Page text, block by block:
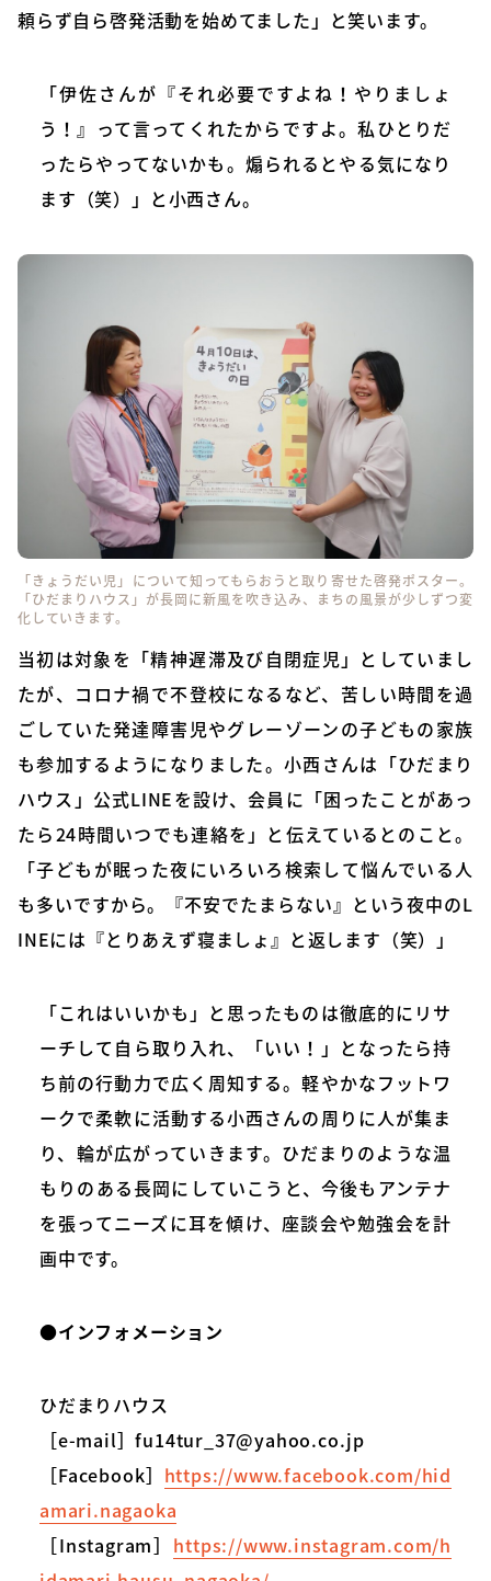
頼らず自ら啓発活動を始めてました」と笑います。
「伊佐さんが『それ必要ですよね！やりましょ
う！』って言ってくれたからですよ。私ひとりだ
ったらやってないかも。煽られるとやる気になり
ます（笑）」と小西さん。
「きょうだい児」について知ってもらおうと取り寄せた啓発ポスター。
「ひだまりハウス」が長岡に新風を吹き込み、まちの風景が少しずつ変
化していきます。
当初は対象を「精神遅滞及び自閉症児」としていまし
たが、コロナ禍で不登校になるなど、苦しい時間を過
ごしていた発達障害児やグレーゾーンの子どもの家族
も参加するようになりました。小西さんは「ひだまり
ハウス」公式LINEを設け、会員に「困ったことがあっ
たら24時間いつでも連絡を」と伝えているとのこと。
「子どもが眠った夜にいろいろ検索して悩んでいる人
も多いですから。『不安でたまらない』という夜中のL
INEには『とりあえず寝ましょ』と返します（笑）」
「これはいいかも」と思ったものは徹底的にリサ
ーチして自ら取り入れ、「いい！」となったら持
ち前の行動力で広く周知する。軽やかなフットワ
ークで柔軟に活動する小西さんの周りに人が集ま
り、輪が広がっていきます。ひだまりのような温
もりのある長岡にしていこうと、今後もアンテナ
を張ってニーズに耳を傾け、座談会や勉強会を計
画中です。
●インフォメーション
ひだまりハウス
［e-mail］fu14tur_37@yahoo.co.jp
［Facebook］ https://www.facebook.com/hid
amari.nagaoka
［Instagram］ https://www.instagram.com/h